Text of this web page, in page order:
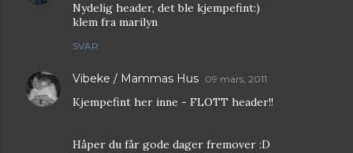
Nydelig header, det ble kjempefint:)
klem fra marilyn
SVAR
Vibeke / Mammas Hus 09 mars, 2011
Kjempefint her inne - FLOTT header!!
Håper du får gode dager fremover :D